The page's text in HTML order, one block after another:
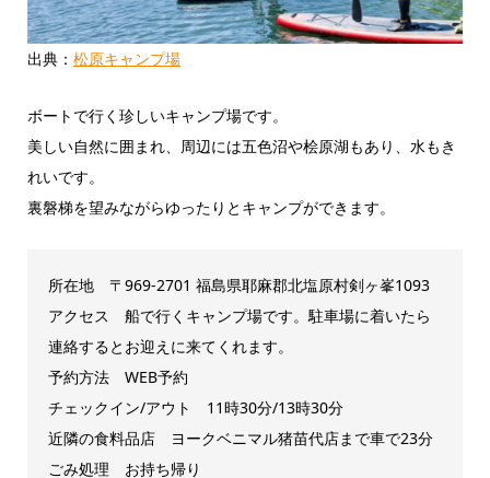
出典： 松原キャンプ場
ボートで行く珍しいキャンプ場です。
美しい自然に囲まれ、周辺には五色沼や桧原湖もあり、水もき
れいです。
裏磐梯を望みながらゆったりとキャンプができます。
所在地 〒969-2701 福島県耶麻郡北塩原村剣ヶ峯1093
アクセス 船で行くキャンプ場です。駐車場に着いたら
連絡するとお迎えに来てくれます。
予約方法 WEB予約
チェックイン/アウト 11時30分/13時30分
近隣の食料品店
ヨークベニマル猪苗代店まで車で23分
ごみ処理 お持ち帰り